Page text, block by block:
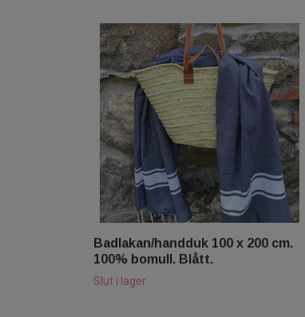
Badlakan/handduk 100 x 200 cm.
100% bomull. Blått.
Slut i lager